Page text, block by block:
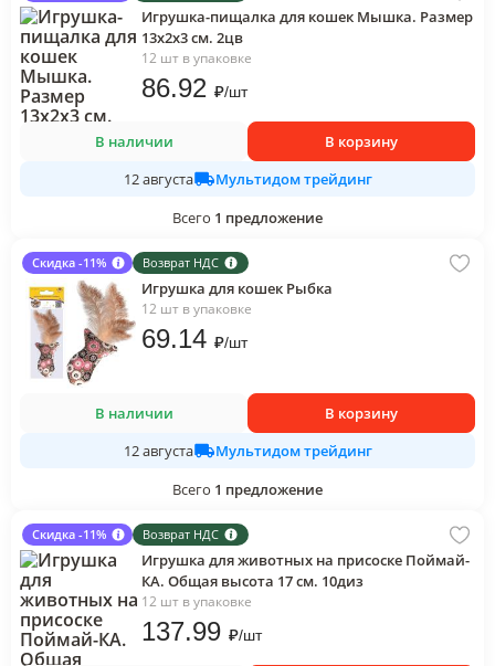
Игрушка-пищалка для кошек Мышка. Размер
13х2х3 см. 2цв
12 шт в упаковке
86.92 ₽/шт
В наличии
В корзину
12 августа
Мультидом трейдинг
Всего 1 предложение
Скидка -11% Возврат НДС
Игрушка для кошек Рыбка
12 шт в упаковке
69.14 ₽/шт
В наличии
В корзину
12 августа
Мультидом трейдинг
Всего 1 предложение
Скидка -11% Возврат НДС
Игрушка для животных на присоске Поймай-
КА. Общая высота 17 см. 10диз
12 шт в упаковке
137.99 ₽/шт